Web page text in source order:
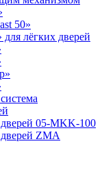
50»
лёгких дверей
05-MKK-100
ZMA